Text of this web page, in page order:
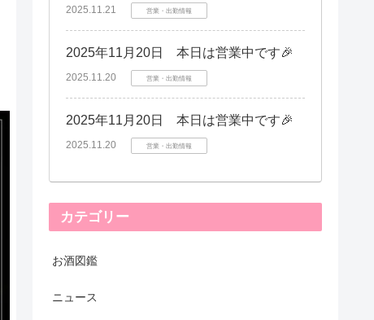
2025.11.21 営業・出勤情報
2025年11月20日 本日は営業中です🎉
2025.11.20 営業・出勤情報
2025年11月20日 本日は営業中です🎉
2025.11.20 営業・出勤情報
カテゴリー
お酒図鑑
ニュース